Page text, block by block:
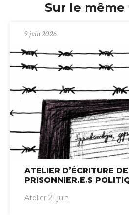
Sur le même
9 juin 2026
ATELIER D’ÉCRITURE
PRISONNIER.E.S
Atelier 21 juin